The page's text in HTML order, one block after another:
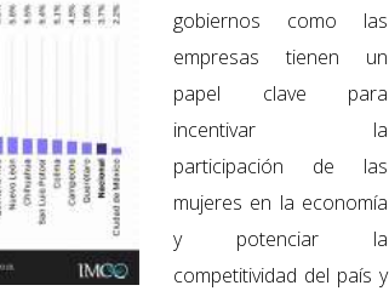
gobiernos como las
empresas tienen un
papel clave para
incentivar la
participación de las
mujeres en la economía
y potenciar la
competitividad del país y